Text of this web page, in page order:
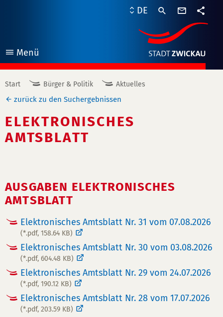
Menü
öffnen
DE
Start Bürger & Politik Aktuelles
zurück zu den Suchergebnissen
ELEKTRONISCHES
AMTSBLATT
AUSGABEN ELEKTRONISCHES
AMTSBLATT
Elektronisches Amtsblatt Nr. 31 vom 07.08.2026
(*.pdf, 158.64 KB)
Elektronisches Amtsblatt Nr. 30 vom 03.08.2026
(*.pdf, 604.48 KB)
Elektronisches Amtsblatt Nr. 29 vom 24.07.2026
(*.pdf, 190.12 KB)
Elektronisches Amtsblatt Nr. 28 vom 17.07.2026
(*.pdf, 203.59 KB)